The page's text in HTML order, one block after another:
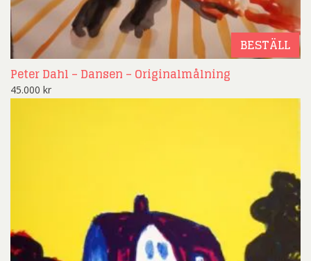
BESTÄLL
Peter Dahl – Dansen – Originalmålning
45.000 kr